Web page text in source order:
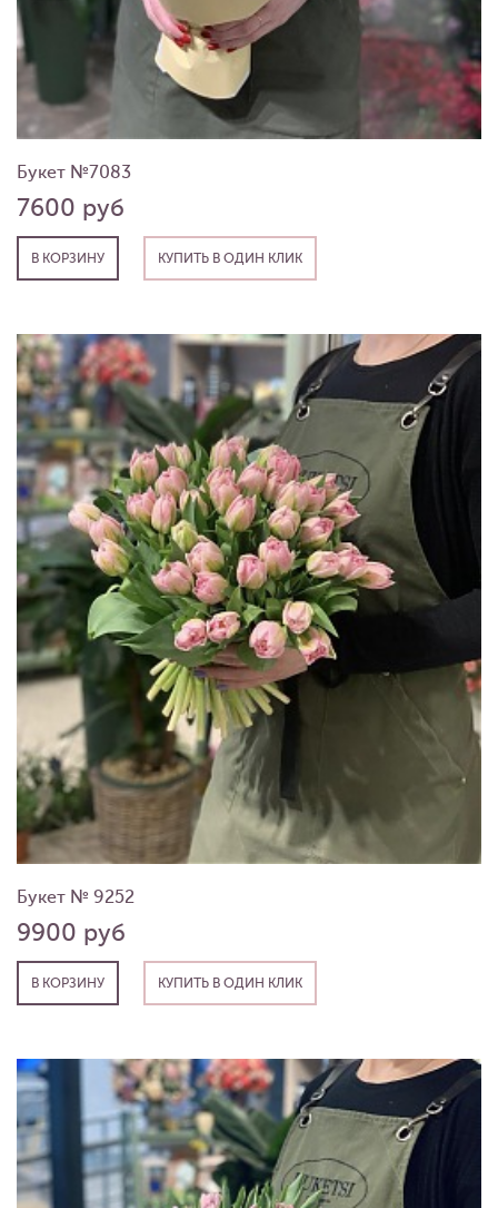
Букет №7083
7600 руб
В КОРЗИНУ КУПИТЬ В ОДИН КЛИК
Букет № 9252
9900 руб
В КОРЗИНУ КУПИТЬ В ОДИН КЛИК